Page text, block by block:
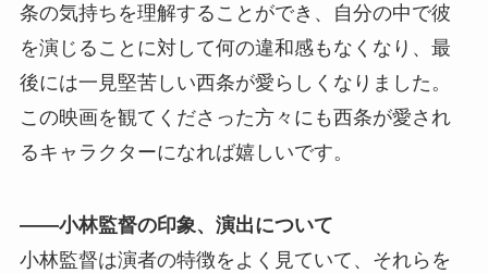
条の気持ちを理解することができ、自分の中で彼
を演じることに対して何の違和感もなくなり、最
後には一見堅苦しい西条が愛らしくなりました。
この映画を観てくださった方々にも西条が愛され
るキャラクターになれば嬉しいです。
――小林監督の印象、演出について
小林監督は演者の特徴をよく見ていて、それらを